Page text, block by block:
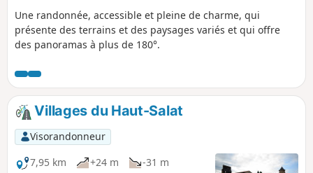
Une randonnée, accessible et pleine de charme, qui
présente des terrains et des paysages variés et qui offre
des panoramas à plus de 180°.
Villages du Haut-Salat
Visorandonneur
7,95 km
+24 m
-31 m